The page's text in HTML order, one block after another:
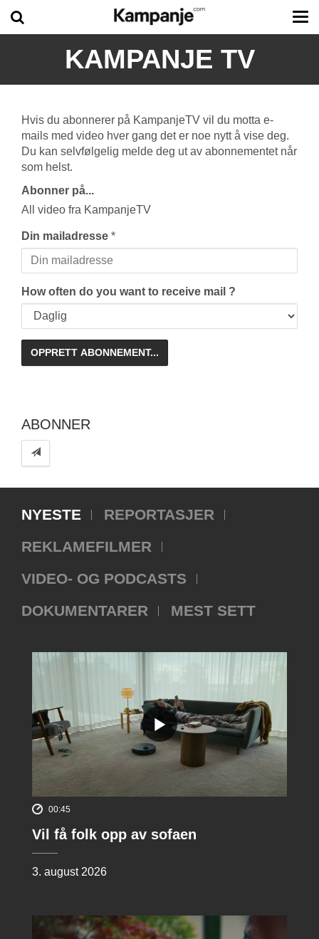
KAMPANJE TV
Hvis du abonnerer på KampanjeTV vil du motta e-
mails med video hver gang det er noe nytt å vise deg.
Du kan selvfølgelig melde deg ut av abonnementet når
som helst.
Abonner på...
All video fra KampanjeTV
Din mailadresse *
How often do you want to receive mail ?
ABONNER
NYESTE
REPORTASJER
REKLAMEFILMER
VIDEO- OG PODCASTS
DOKUMENTARER
MEST SETT
00:45
Vil få folk opp av sofaen
3. august 2026